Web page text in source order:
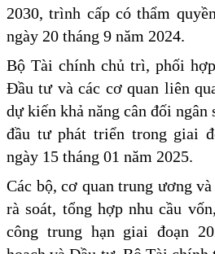
2030, trình cấp có thẩm
ngày 20 tháng 9 năm 2024.
Bộ Tài chính chủ trì, phối
Đầu tư và các cơ quan liên
dự kiến khả năng cân đối ngân
đầu tư phát triển trong giai
ngày 15 tháng 01 năm 2025.
Các bộ, cơ quan trung ương
rà soát, tổng hợp nhu cầu
công trung hạn giai đoạn